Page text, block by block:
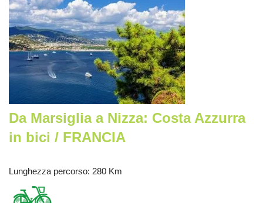
Da Marsiglia a Nizza: Costa Azzurra
in bici / FRANCIA
Lunghezza percorso: 280 Km